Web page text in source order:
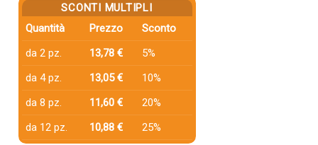
SCONTI MULTIPLI
Quantità
Prezzo
Sconto
da 2 pz.
13,78 €
5%
da 4 pz.
13,05 €
10%
da 8 pz.
11,60 €
20%
da 12 pz.
10,88 € 25%